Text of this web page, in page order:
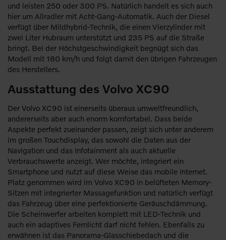
und leisten 250 oder 300 PS. Natürlich handelt es sich auch
hier um Allradler mit Acht-Gang-Automatik. Auch der Diesel
verfügt über Mildhybrid-Technik, die einen Vierzylinder mit
zwei Liter Hubraum unterstützt und 235 PS auf die Straße
bringt. Bei der Höchstgeschwindigkeit begnügt sich das
Modell mit 180 km/h und folgt damit den übrigen Fahrzeugen
des Herstellers.
Ausstattung des Volvo XC90
Der Volvo XC90 ist einerseits überaus umweltfreundlich,
andererseits aber auch enorm komfortabel. Dass beide
Aspekte perfekt zueinander passen, zeigt sich unter anderem
im großen Touchdisplay, das sowohl die Daten aus der
Navigation und das Infotainment als auch aktuelle
Verbrauchswerte anzeigt. Wer möchte, integriert ein
Smartphone und nutzt auf diese Weise das mobile Internet.
Platz genommen wird im Volvo XC90 in belüfteten Memory-
Sitzen mit integrierter Massagefunktion und natürlich verfügt
das Fahrzeug über eine perfektionierte Geräuschdämmung.
Die Scheinwerfer arbeiten komplett mit LED-Technik und
auch ein adaptives Fernlicht darf nicht fehlen. Ebenfalls zu
erwähnen ist das Panorama-Glasschiebedach und die